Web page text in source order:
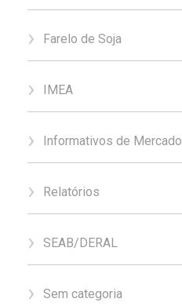
Farelo de Soja
IMEA
Informativos de Mercado
Relatórios
SEAB/DERAL
Sem categoria